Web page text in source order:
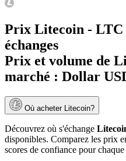
Prix Litecoin - LTC
échanges
Prix et volume de
marché : Dollar
Où acheter Litecoin?
Découvrez où s'échange
disponibles. Comparez les prix
scores de confiance pour chaque